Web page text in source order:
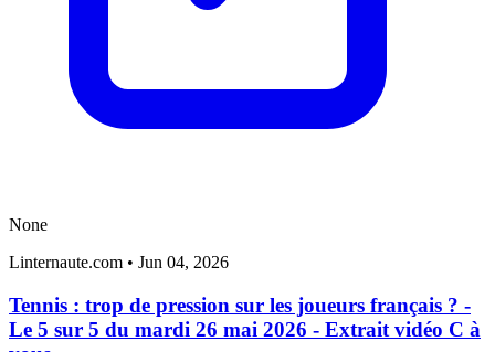
None
Linternaute.com • Jun 04, 2026
Tennis : trop de pression sur les joueurs français ? -
Le 5 sur 5 du mardi 26 mai 2026 - Extrait vidéo C à